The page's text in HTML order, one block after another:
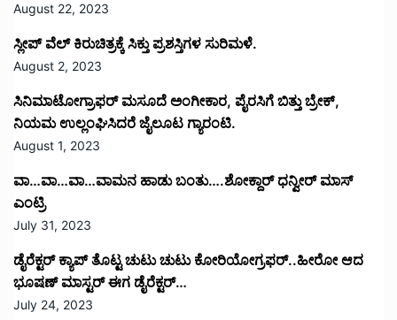
August 22, 2023
ಸ್ಲೀಪ್ ವೆಲ್ ಕಿರುಚಿತ್ರಕ್ಕೆ ಸಿಕ್ತು ಪ್ರಶಸ್ತಿಗಳ ಸುರಿಮಳೆ.
August 2, 2023
ಸಿನಿಮಾಟೋಗ್ರಾಫರ್ ಮಸೂದೆ ಅಂಗೀಕಾರ, ಪೈರಸಿಗೆ ಬಿತ್ತು ಬ್ರೇಕ್,
ನಿಯಮ ಉಲ್ಲಂಘಿಸಿದರೆ ಜೈಲೂಟ ಗ್ಯಾರಂಟಿ.
August 1, 2023
ವಾ…ವಾ…ವಾ…ವಾಮನ ಹಾಡು ಬಂತು….ಶೋಕ್ದಾರ್ ಧನ್ವೀರ್ ಮಾಸ್
ಎಂಟ್ರಿ
July 31, 2023
ಡೈರೆಕ್ಟರ್ ಕ್ಯಾಪ್ ತೊಟ್ಟ ಚುಟು ಚುಟು ಕೋರಿಯೋಗ್ರಫರ್..ಹೀರೋ ಆದ
ಭೂಷಣ್ ಮಾಸ್ಟರ್ ಈಗ ಡೈರೆಕ್ಟರ್…
July 24, 2023